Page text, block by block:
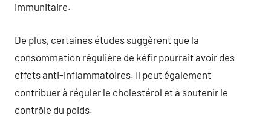
immunitaire.
De plus, certaines études suggèrent que la
consommation régulière de kéfir pourrait avoir des
effets anti-inflammatoires. Il peut également
contribuer à réguler le cholestérol et à soutenir le
contrôle du poids.